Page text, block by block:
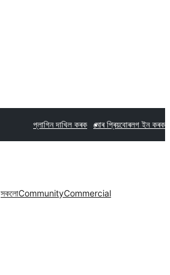
প্লাগিন দাখিল কৰক মোৰ প্ৰিয়বোৰলগ ইন কৰক
সকলোCommunityCommercial